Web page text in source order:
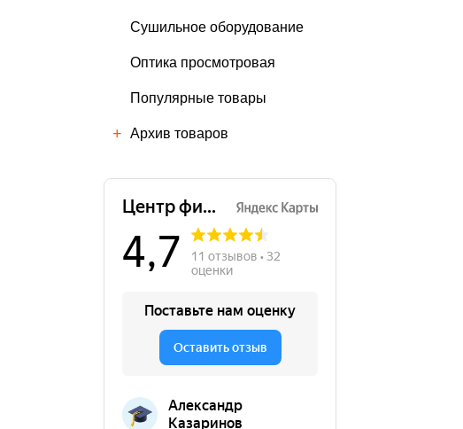
Сушильное оборудование
Оптика просмотровая
Популярные товары
Архив товаров